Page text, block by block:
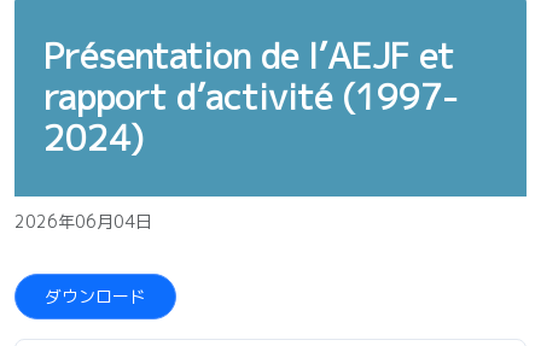
Présentation de l’AEJF et
rapport d’activité (1997-
2024)
2026年06月04日
ダウンロード